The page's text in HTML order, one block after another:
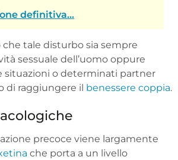
definitiva...
tale disturbo sia sempre
sessuale dell’uomo oppure
situazioni o determinati partner
raggiungere il benessere coppia.
precoce viene largamente
che porta a un livello